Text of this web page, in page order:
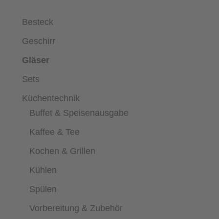
Besteck
Geschirr
Gläser
Sets
Küchentechnik
Buffet & Speisenausgabe
Kaffee & Tee
Kochen & Grillen
Kühlen
Spülen
Vorbereitung & Zubehör